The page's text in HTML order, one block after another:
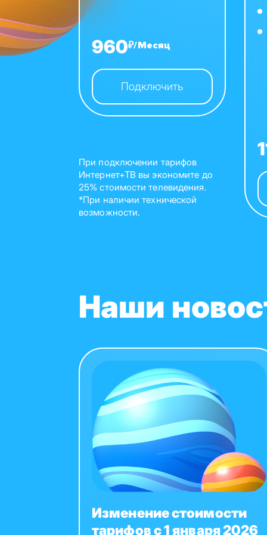
960₽/Месяц
Подключить
При подключении тарифов
Интернет+ТВ вы экономите до
25% стоимости телевидения.
*При наличии технической
возможности.
Наши
Изменение стоимости
тарифов с 1 января 2026